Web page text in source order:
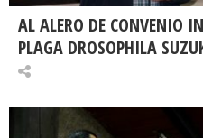
AL ALERO DE CONVENIO
PLAGA DROSOPHILA